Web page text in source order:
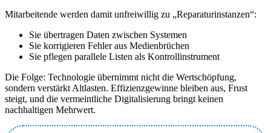
Mitarbeitende werden damit unfreiwillig zu „Reparaturinstanzen“:
Sie übertragen Daten zwischen Systemen
Sie korrigieren Fehler aus Medienbrüchen
Sie pflegen parallele Listen als Kontrollinstrument
Die Folge: Technologie übernimmt nicht die Wertschöpfung,
sondern verstärkt Altlasten. Effizienzgewinne bleiben aus, Frust
steigt, und die vermeintliche Digitalisierung bringt keinen
nachhaltigen Mehrwert.